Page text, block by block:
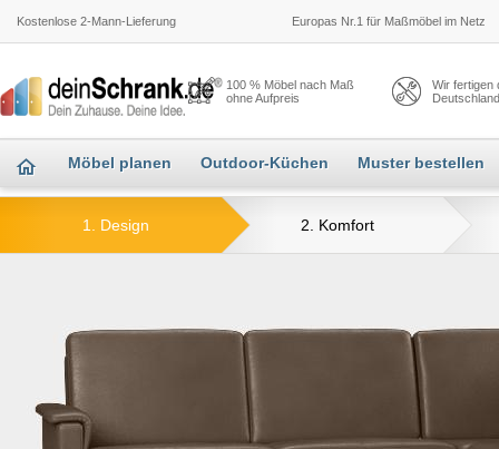
Kostenlose 2-Mann-Lieferung Europas Nr.1 für Maßmöbel im Netz
100 % Möbel nach Maß
ohne Aufpreis
Wir fertigen
Möbel planen Outdoor-Küchen Muster bestellen
2. Komfort
1. Design